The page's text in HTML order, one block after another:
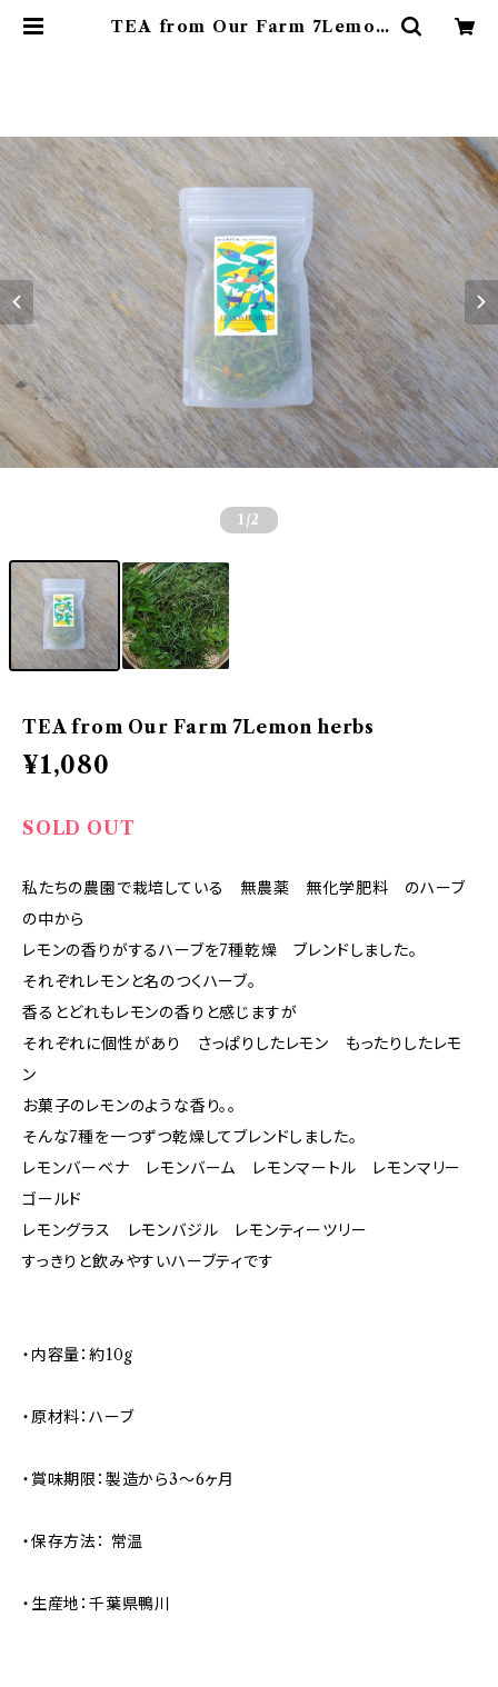
TEA from Our Farm 7Lemon
1 /2
TEA from Our Farm 7Lemon herbs
¥1,080
SOLD OUT
私たちの農園で栽培している 無農薬 無化学肥料 のハーブ
の中から
レモンの香りがするハーブを7種乾燥 ブレンドしました。
それぞれレモンと名のつくハーブ。
香るとどれもレモンの香りと感じますが
それぞれに個性があり さっぱりしたレモン もったりしたレモ
ン
お菓子のレモンのような香り。。
そんな7種を一つずつ乾燥してブレンドしました。
レモンバーベナ レモンバーム レモンマートル レモンマリー
ゴールド
レモングラス レモンバジル レモンティーツリー
すっきりと飲みやすいハーブティです
・内容量：約10g
・原材料：ハーブ
・賞味期限：製造から3～6ヶ月
・保存方法： 常温
・生産地：千葉県鴨川